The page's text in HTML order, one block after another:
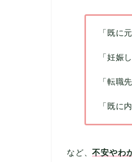
「既に
「妊娠
「転職
「既に
など、不安やわ